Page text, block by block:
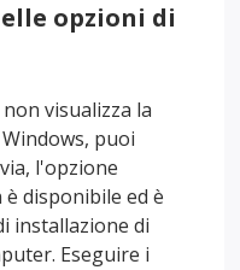
opzioni di
visualizza la
puoi
l'opzione
disponibile ed è
installazione di
Eseguire i